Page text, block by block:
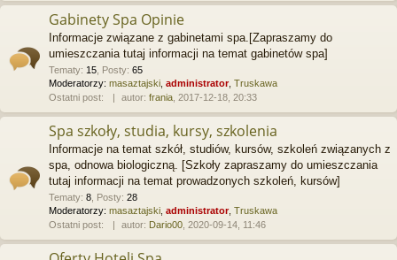
Gabinety Spa Opinie
Informacje związane z gabinetami spa.[Zapraszamy do
umieszczania tutaj informacji na temat gabinetów spa]
Tematy: 15 Posty: 65
Moderatorzy: masaztajski administrator, Truskawa
Ostatni post:
autor: frania , 2017-12-18, 20:33
Spa szkoły, studia, kursy, szkolenia
Informacje na temat szkół, studiów, kursów, szkoleń związanych z
spa, odnowa biologiczną. [Szkoły zapraszamy do umieszczania
tutaj informacji na temat prowadzonych szkoleń, kursów]
Tematy: 8 Posty: 28
Moderatorzy: masaztajski administrator, Truskawa
Ostatni post:
autor: Dario00 , 2020-09-14, 11:46